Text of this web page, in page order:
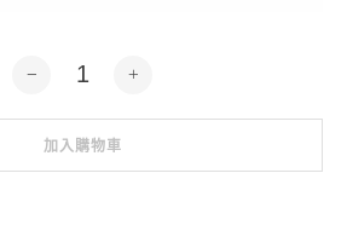
簍空版IN啦-Taiwan硬-短袖.長袖10色
加入購物車